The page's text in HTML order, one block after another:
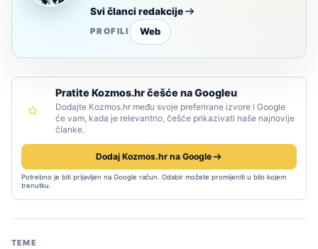
Svi članci redakcije
PROFILI Web
Pratite Kozmos.hr češće na Googleu
Dodajte Kozmos.hr među svoje preferirane izvore i Google
će vam, kada je relevantno, češće prikazivati naše najnovije
članke.
Dodaj Kozmos.hr na Google
Potrebno je biti prijavljen na Google račun. Odabir možete promijeniti u bilo kojem
trenutku.
TEME